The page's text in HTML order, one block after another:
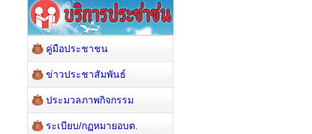
คู่มือประชาชน
ข่าวประชาสัมพันธ์
ประมวลภาพกิจกรรม
ระเบียบ/กฏหมายอบต.